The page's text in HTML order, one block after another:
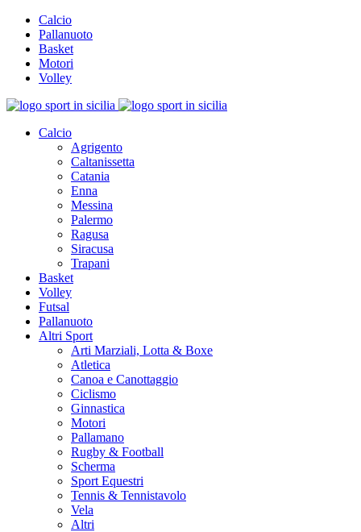
Calcio
Pallanuoto
Basket
Motori
Volley
Calcio
Agrigento
Caltanissetta
Catania
Enna
Messina
Palermo
Ragusa
Siracusa
Trapani
Basket
Volley
Futsal
Pallanuoto
Altri Sport
Arti Marziali, Lotta & Boxe
Atletica
Canoa e Canottaggio
Ciclismo
Ginnastica
Motori
Pallamano
Rugby & Football
Scherma
Sport Equestri
Tennis & Tennistavolo
Vela
Altri